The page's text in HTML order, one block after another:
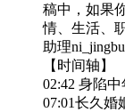
稿中，如果
情、生活、
助理
【时间轴】
02:42 身陷
07:01长久婚